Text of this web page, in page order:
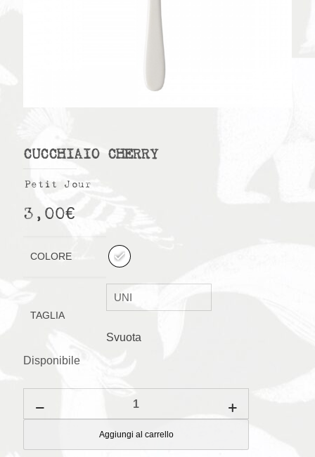
CUCCHIAIO CHERRY
Petit Jour
3,00€
COLORE
TAGLIA
Svuota
Disponibile
Cherry
quantità
Aggiungi al carrello